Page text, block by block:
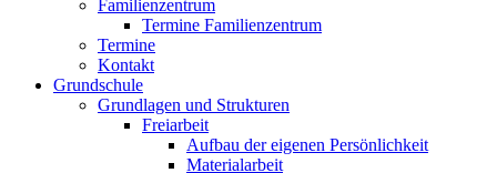
Familienzentrum
Termine Familienzentrum
Termine
Kontakt
Grundschule
Grundlagen und Strukturen
Freiarbeit
Aufbau der eigenen Persönlichkeit
Materialarbeit